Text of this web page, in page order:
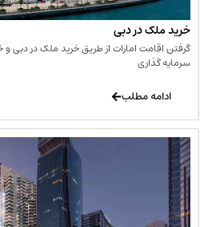
در دبی
امارات از طریق خرید ملک در دبی و خرید خانه در دبی